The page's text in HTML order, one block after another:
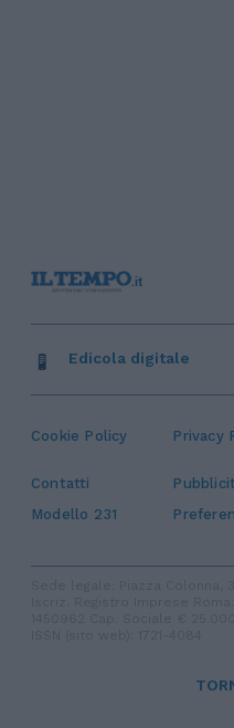
Cookie Policy Privacy
Contatti
Modello 231
Edicola digitale